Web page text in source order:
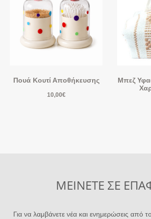
Πουά Κουτί Αποθήκευσης
10,00€
Μπεζ
ΜΕΙΝΕΤΕ ΣΕ
Για να λαμβάνετε νέα και ενημερώσεις από